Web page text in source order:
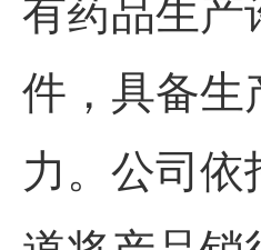
件，具备
力。公司